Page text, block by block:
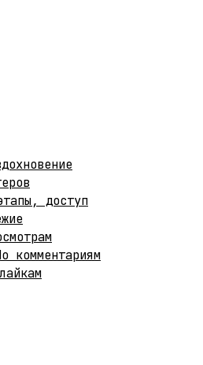
доступ
комментариям